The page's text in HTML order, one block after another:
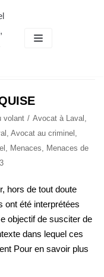
volant Avocat à Laval ,
, Avocat au criminel ,
, Menaces, Menaces de
hors de tout doute
ont été interprétées
objectif de susciter de
dans lequel ces
Pour en savoir plus